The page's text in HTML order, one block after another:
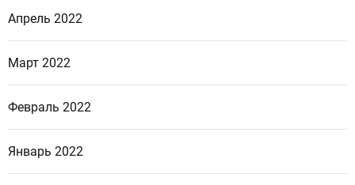
Апрель 2022
Март 2022
Февраль 2022
Январь 2022